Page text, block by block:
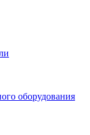
оборудования